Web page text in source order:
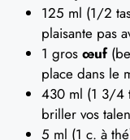
125 ml (1/2
plaisante pas
1 gros œuf
place dans le
430 ml (1 3/4
briller vos
5 ml (1 c. à